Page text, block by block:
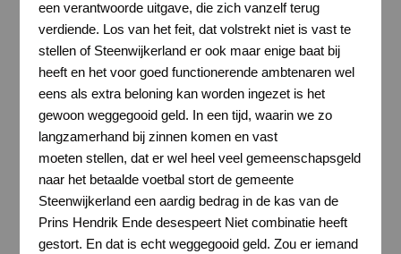
een verantwoorde uitgave, die zich vanzelf terug
verdiende. Los van het feit, dat volstrekt niet is vast te
stellen of Steenwijkerland er ook maar enige baat bij
heeft en het voor goed functionerende ambtenaren wel
eens als extra beloning kan worden ingezet is het
gewoon weggegooid geld. In een tijd, waarin we zo
langzamerhand bij zinnen komen en vast
moeten stellen, dat er wel heel veel gemeenschapsgeld
naar het betaalde voetbal stort de gemeente
Steenwijkerland een aardig bedrag in de kas van de
Prins Hendrik Ende desespeert Niet combinatie heeft
gestort. En dat is echt weggegooid geld. Zou er iemand